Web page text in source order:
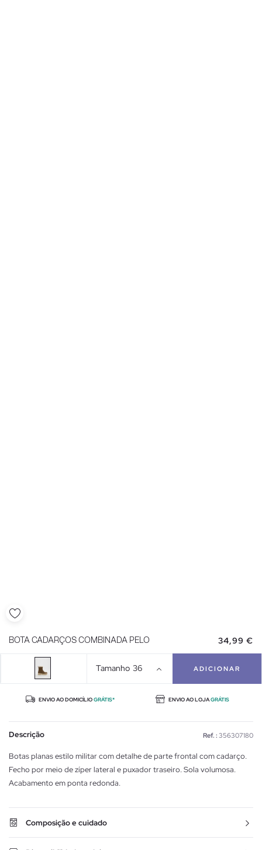
BOTA CADARÇOS COMBINADA PELO 34,99 €
Tamanho 36 ADICIONAR
ENVIO AO DOMICÍLIOGRÁTIS* ENVIO AO LOJAGRÁTIS
Descrição Ref. : 356307180
Botas planas estilo militar com detalhe de parte frontal com cadarço.
Fecho por meio de zíper lateral e puxador traseiro. Sola volumosa.
Acabamento em ponta redonda.
Composição e cuidado